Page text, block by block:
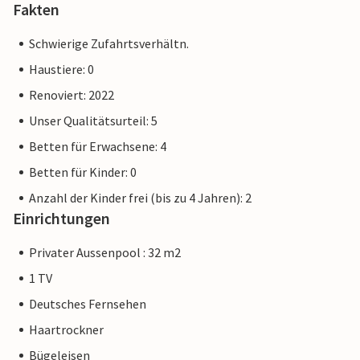
Fakten
Schwierige Zufahrtsverhältn.
Haustiere: 0
Renoviert: 2022
Unser Qualitätsurteil: 5
Betten für Erwachsene: 4
Betten für Kinder: 0
Anzahl der Kinder frei (bis zu 4 Jahren): 2
Einrichtungen
Privater Aussenpool : 32 m2
1 TV
Deutsches Fernsehen
Haartrockner
Bügeleisen